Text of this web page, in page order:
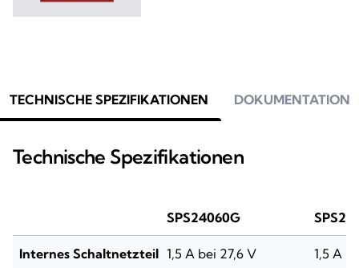
TECHNISCHE SPEZIFIKATIONEN DOKUMENTATION
Technische Spezifikationen
SPS24060G
Internes Schaltnetzteil 1,5 A bei 27,6 V 1,5 A